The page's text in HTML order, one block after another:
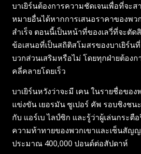
บาเยิร์นต้องการความชัดเจนเพื่อที่จะส
หมายอื่นได้หากการเสนอราคาของพว
สำเร็จ ตอนนี้เป็นหน้าที่ของเลวี่ที่จะตัด
ข้อเสนอที่เป็นสถิติสโมสรของบาเยิร์น
บวกส่วนเสริมหรือไม่ โดยทุกฝ่ายต้อง
คลี่คลายโดยเร็ว
บาเยิร์นหวังว่าจะมี เคน ในรายชื่อของ
แข่งขัน เยอรมัน ซูเปอร์ คัพ รอบชิงชน
กับ แอร์เบ ไลป์ซิก และรู้ว่าผู้เล่นกระตื
ความท้าทายของพวกเขาและเซ็นสัญ
ประมาณ 400,000 ปอนด์ต่อสัปดาห์